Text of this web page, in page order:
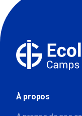
À propos